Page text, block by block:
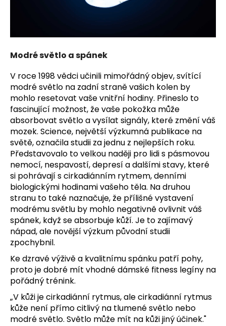
Modré světlo a spánek
V roce 1998 vědci učinili mimořádný objev, svítící
modré světlo na zadní straně vašich kolen by
mohlo resetovat vaše vnitřní hodiny. Přineslo to
fascinující možnost, že vaše pokožka může
absorbovat světlo a vysílat signály, které změní váš
mozek. Science, největší výzkumná publikace na
světě, označila studii za jednu z nejlepších roku.
Představovalo to velkou naději pro lidi s pásmovou
nemocí, nespavostí, depresí a dalšími stavy, které
si pohrávají s cirkadiánním rytmem, denními
biologickými hodinami vašeho těla. Na druhou
stranu to také naznačuje, že přílišné vystavení
modrému světlu by mohlo negativně ovlivnit váš
spánek, když se absorbuje kůží. Je to zajímavý
nápad, ale novější výzkum původní studii
zpochybnil.
Ke dzravé výživě a kvalitnímu spánku patří pohy,
proto je dobré mít vhodnédámské fitness legíny na
pořádný trénink.
„V kůži je cirkadiánní rytmus, ale cirkadiánní rytmus
kůže není přímo citlivý na tlumené světlo nebo
modré světlo. Světlo může mít na kůži jiný účinek."
í
t
HLEDAT
D
o
p
o
r
u
č
u
j
e
m
e